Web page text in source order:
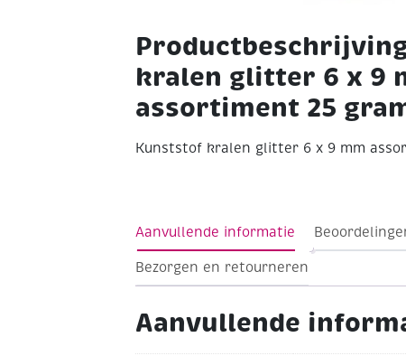
kralen glitter 6 x 9
assortiment 25
Kunststof kralen glitter 6 x 9 mm
Aanvullende informatie
Bezorgen en retourneren
Aanvullende